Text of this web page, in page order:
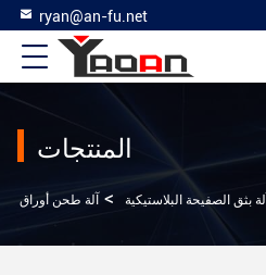
ryan@an-fu.net
المنتجات
آلة بثق الصفيحة البلاستيكية >